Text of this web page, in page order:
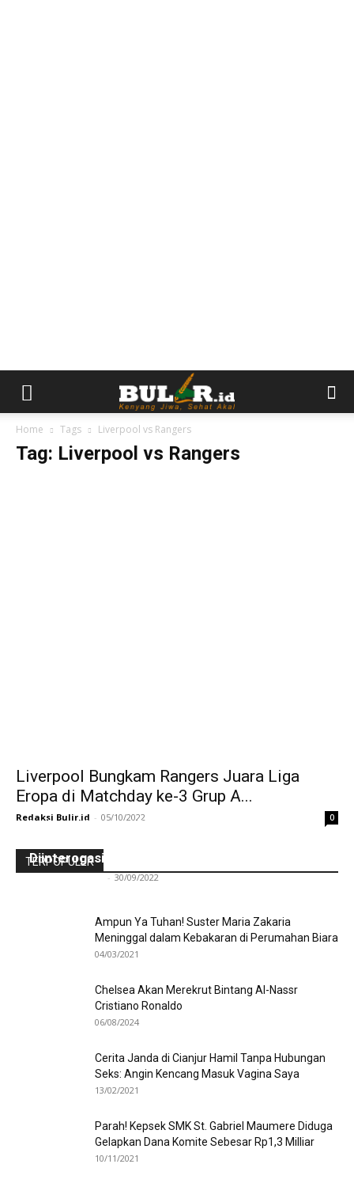
Home Tags Liverpool vs Rangers
Tag: Liverpool vs Rangers
Liverpool Bungkam Rangers Juara Liga
Eropa di Matchday ke-3 Grup A...
Redaksi Bulir.id - 05/10/2022 0
TERPOPULER
Ini Kronologinya! Diduga Teriaki Kata Sambo,
Diinterogasi Aparat Polres Sikka
- 30/09/2022
Ampun Ya Tuhan! Suster Maria Zakaria
Meninggal dalam Kebakaran di Perumahan Biara
04/03/2021
Chelsea Akan Merekrut Bintang Al-Nassr
Cristiano Ronaldo
06/08/2024
Cerita Janda di Cianjur Hamil Tanpa Hubungan
Seks: Angin Kencang Masuk Vagina Saya
13/02/2021
Parah! Kepsek SMK St. Gabriel Maumere Diduga
Gelapkan Dana Komite Sebesar Rp1,3 Milliar
10/11/2021